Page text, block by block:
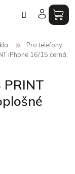
Pro telefony
iPhone 16/15 černá,
PRINT